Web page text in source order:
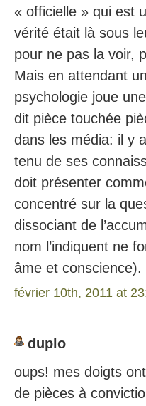
« officielle » qui est
vérité était là sous
pour ne pas la voir,
Mais en attendant
psychologie joue
dit pièce touchée
dans les média: il y
tenu de ses
doit présenter
concentré sur la
dissociant de
nom l’indiquent ne
âme et
février 10th, 2011 at
duplo
oups! mes doigts
de pièces à